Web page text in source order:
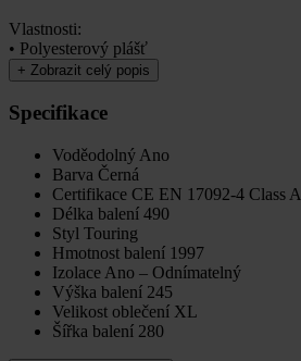
Vlastnosti:
• Polyesterový plášť
+ Zobrazit celý popis
Specifikace
Voděodolný Ano
Barva Černá
Certifikace CE EN 17092-4 Class A
Délka balení 490
Styl Touring
Hmotnost balení 1997
Izolace Ano – Odnímatelný
Výška balení 245
Velikost oblečení XL
Šířka balení 280